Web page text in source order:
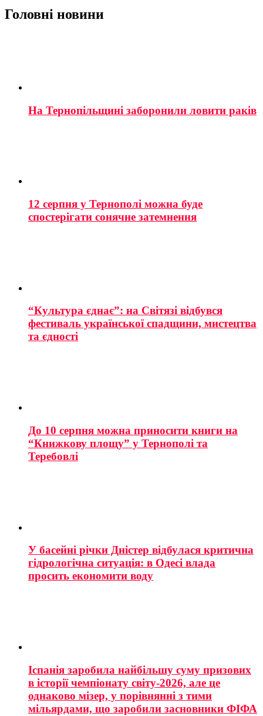
Головні новини
На Тернопільщині заборонили ловити раків
12 серпня у Тернополі можна буде
спостерігати сонячне затемнення
“Культура єднає”: на Світязі відбувся
фестиваль української спадщини, мистецтва
та єдності
До 10 серпня можна приносити книги на
“Книжкову площу” у Тернополі та
Теребовлі
У басейні річки Дністер відбулася критична
гідрологічна ситуація: в Одесі влада
просить економити воду
Іспанія заробила найбільшу суму призових
в історії чемпіонату світу-2026, але це
однаково мізер, у порівнянні з тими
мільярдами, що заробили засновники ФІФА